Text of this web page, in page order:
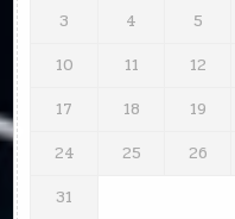
3
4 5
10
11 12
17
18 19
24
25 26
31